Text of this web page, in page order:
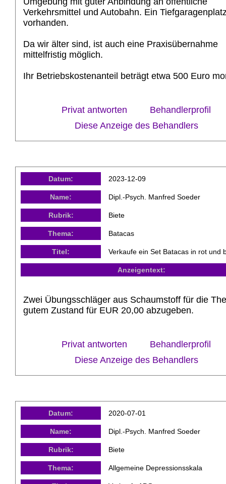
Verkehrsmittel und Autobahn. Ein
vorhanden.
Da wir älter sind, ist auch eine Praxisübernahme
mittelfristig möglich.
Ihr Betriebskostenanteil beträgt etwa 500 Euro
Privat antworten
Behandlerprofil
Diese Anzeige des Behandlers
Datum: 2023-12-09
Name: Dipl.-Psych. Manfred Soeder
Rubrik: Biete
Thema: Batacas
Titel: Verkaufe ein Set Batacas in rot und
Anzeigentext:
Zwei Übungsschläger aus Schaumstoff für die
gutem Zustand für EUR 20,00 abzugeben.
Privat antworten
Behandlerprofil
Diese Anzeige des Behandlers
Datum: 2020-07-01
Name: Dipl.-Psych. Manfred Soeder
Rubrik: Biete
Thema: Allgemeine Depressionsskala